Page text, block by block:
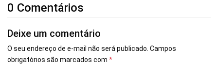
0 Comentários
Deixe um comentário
O seu endereço de e-mail não será publicado. Campos
obrigatórios são marcados com *